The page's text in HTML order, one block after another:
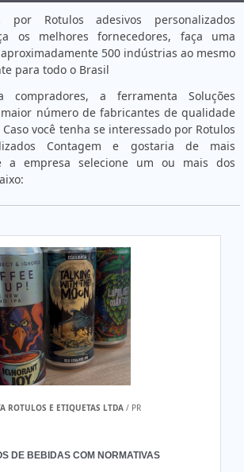
Rotulos adesivos personalizados
os melhores fornecedores, faça uma
500 indústrias ao mesmo
para todo o Brasil
compradores, a ferramenta Soluções
número de fabricantes de qualidade
você tenha se interessado por Rotulos
Contagem e gostaria de mais
a empresa selecione um ou mais dos
ROTULOS E ETIQUETAS LTDA / PR
DE BEBIDAS COM NORMATIVAS